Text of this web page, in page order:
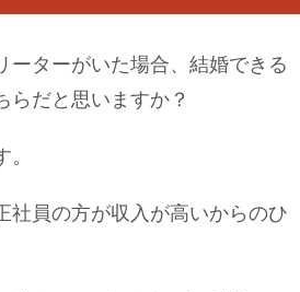
ーターがいた場合、結婚できる
らだと思いますか？
社員の方が収入が高いからのひ